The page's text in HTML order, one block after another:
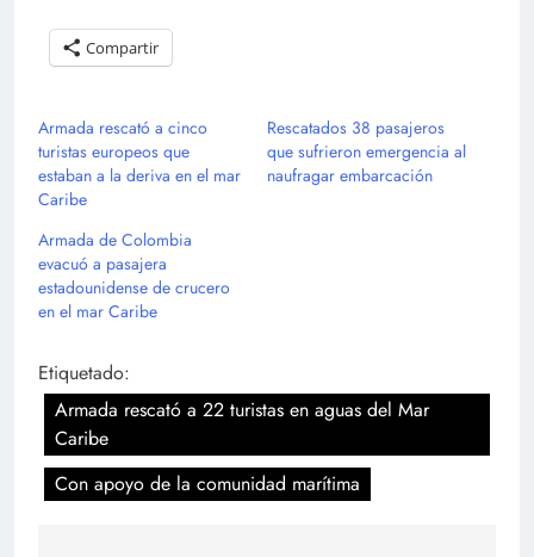
Compartir
Armada rescató a cinco
turistas europeos que
estaban a la deriva en el mar
Caribe
Rescatados 38 pasajeros
que sufrieron emergencia al
naufragar embarcación
Armada de Colombia
evacuó a pasajera
estadounidense de crucero
en el mar Caribe
Etiquetado:
Armada rescató a 22 turistas en aguas del Mar
Caribe
Con apoyo de la comunidad marítima